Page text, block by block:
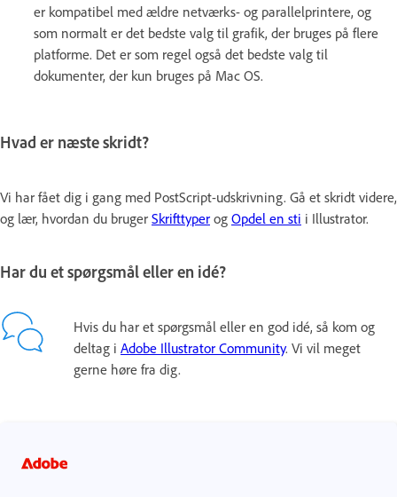
er kompatibel med ældre netværks- og parallelprintere, og
som normalt er det bedste valg til grafik, der bruges på flere
platforme. Det er som regel også det bedste valg til
dokumenter, der kun bruges på Mac OS.
Hvad er næste skridt?
Vi har fået dig i gang med PostScript-udskrivning. Gå et skridt videre,
og lær, hvordan du bruger Skrifttyper og Opdel en sti i Illustrator.
Har du et spørgsmål eller en idé?
Hvis du har et spørgsmål eller en god idé, så kom og
deltag i Adobe Illustrator Community. Vi vil meget
gerne høre fra dig.